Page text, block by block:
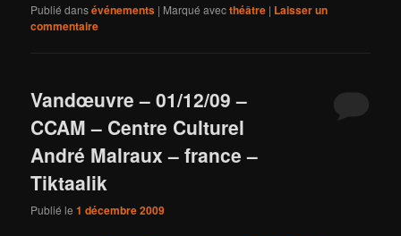
Publié dansévénements | Marqué avecthéâtre | Laisser un
commentaire
Vandœuvre – 01/12/09 –
CCAM – Centre Culturel
André Malraux – france –
Tiktaalik
Publié le1 décembre 2009